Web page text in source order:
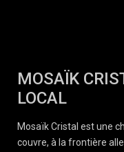
MOSAÏK
LOCAL
Mosaïk Cristal est une
couvre, à la frontière